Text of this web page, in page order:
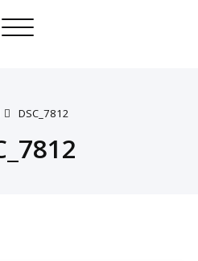
Toggle
DSC_7812